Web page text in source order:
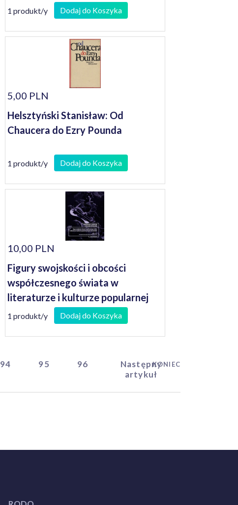
1 produkt/y Dodaj do Koszyka
5,00 PLN
Helsztyński Stanisław: Od
Chaucera do Ezry Pounda
1 produkt/y Dodaj do Koszyka
10,00 PLN
Figury swojskości i obcości
współczesnego świata w
literaturze i kulturze popularnej
krajów słowiańskich
1 produkt/y Dodaj do Koszyka
94 95 96
Następny
artykuł
KONIEC